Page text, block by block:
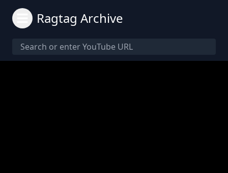
Ragtag Archive